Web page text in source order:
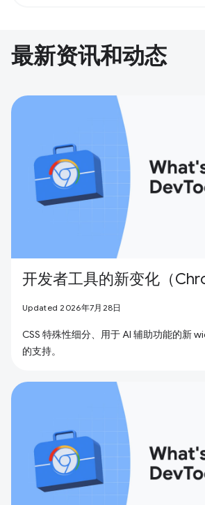
最新资讯和动态
开发者工具的新变化（
Updated 2026年7月28日
CSS 特殊性细分、用于 AI 辅助功能的新
的支持。